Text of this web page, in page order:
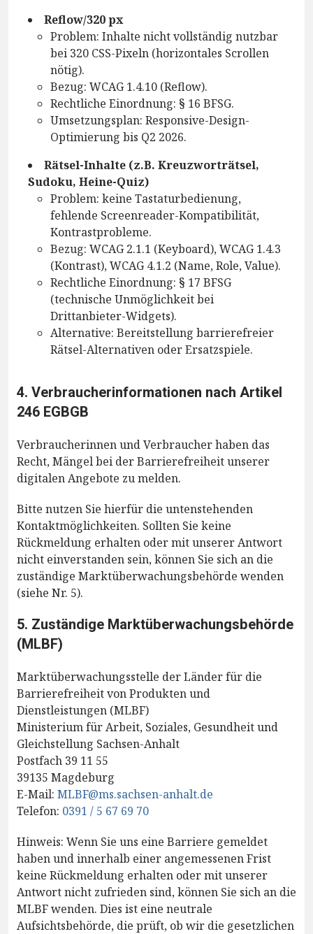
Reflow/320 px
Problem: Inhalte nicht vollständig nutzbar
bei 320 CSS-Pixeln (horizontales Scrollen
nötig).
Bezug: WCAG 1.4.10 (Reflow).
Rechtliche Einordnung: § 16 BFSG.
Umsetzungsplan: Responsive-Design-
Optimierung bis Q2 2026.
Rätsel-Inhalte (z.B. Kreuzworträtsel,
Sudoku, Heine-Quiz)
Problem: keine Tastaturbedienung,
fehlende Screenreader-Kompatibilität,
Kontrastprobleme.
Bezug: WCAG 2.1.1 (Keyboard), WCAG 1.4.3
(Kontrast), WCAG 4.1.2 (Name, Role, Value).
Rechtliche Einordnung: § 17 BFSG
(technische Unmöglichkeit bei
Drittanbieter-Widgets).
Alternative: Bereitstellung barrierefreier
Rätsel-Alternativen oder Ersatzspiele.
4. Verbraucherinformationen nach Artikel
246 EGBGB
Verbraucherinnen und Verbraucher haben das
Recht, Mängel bei der Barrierefreiheit unserer
digitalen Angebote zu melden.
Bitte nutzen Sie hierfür die untenstehenden
Kontaktmöglichkeiten. Sollten Sie keine
Rückmeldung erhalten oder mit unserer Antwort
nicht einverstanden sein, können Sie sich an die
zuständige Marktüberwachungsbehörde wenden
(siehe Nr. 5).
5. Zuständige Marktüberwachungsbehörde
(MLBF)
Marktüberwachungsstelle der Länder für die
Barrierefreiheit von Produkten und
Dienstleistungen (MLBF)
Ministerium für Arbeit, Soziales, Gesundheit und
Gleichstellung Sachsen-Anhalt
Postfach 39 11 55
39135 Magdeburg
E-Mail: MLBF@ms.sachsen-anhalt.de
Telefon: 0391 / 5 67 69 70
Hinweis: Wenn Sie uns eine Barriere gemeldet
haben und innerhalb einer angemessenen Frist
keine Rückmeldung erhalten oder mit unserer
Antwort nicht zufrieden sind, können Sie sich an die
MLBF wenden. Dies ist eine neutrale
Aufsichtsbehörde, die prüft, ob wir die gesetzlichen